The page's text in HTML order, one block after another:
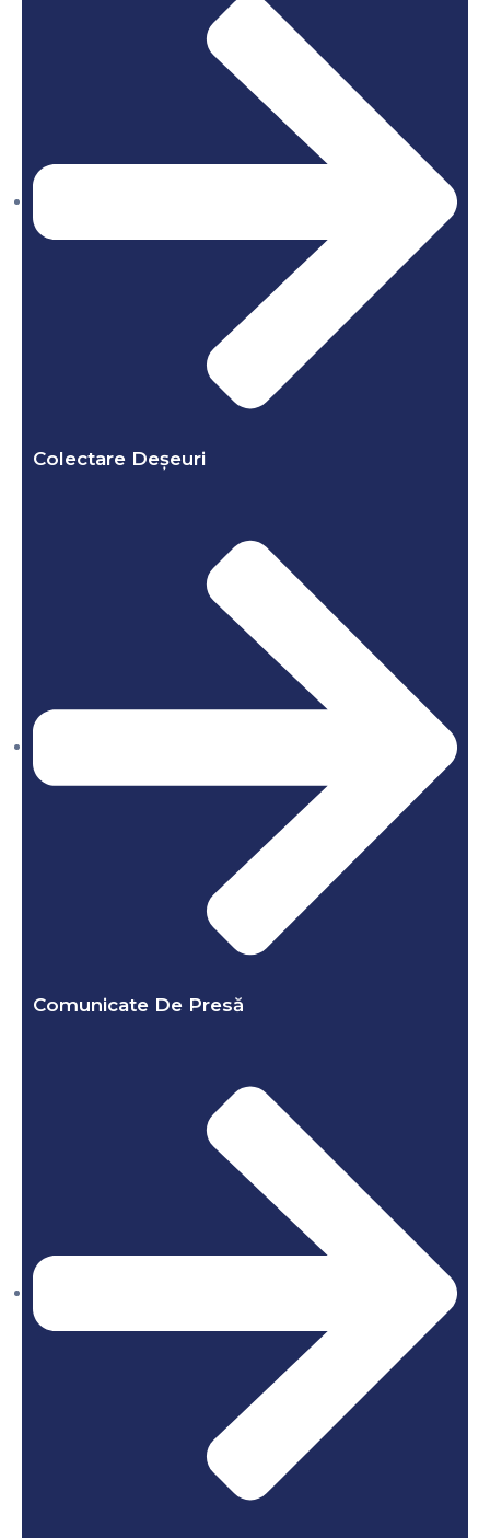
Colectare Deșeuri
Comunicate De Presă